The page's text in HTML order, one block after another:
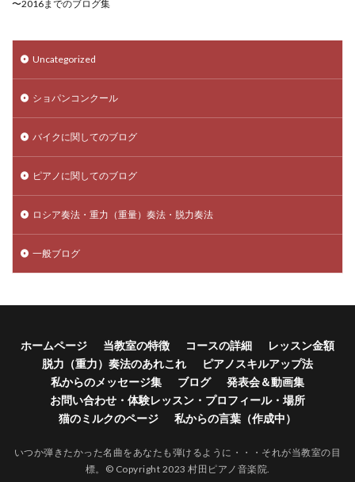
〜2016までのブログ集
Uncategorized
ショパンコンクール
バイクに関してのブログ
ピアノに関してのブログ
ロシア奏法・重力（重量）奏法・脱力奏法
一般ブログ
ホームページ 当教室の特徴 コースの詳細
レッスン金額
脱力（重力）奏法のあれこれ
ピアノスキルアップ法
私からのメッセージ集
ブログ
発表会＆動画集
お問い合わせ・体験レッスン・プロフィール・場所
猫のミルクのページ
私からの言葉（作成中）
いつか弾きたかった名曲をあなたも弾けるように・・・それが当教室の目
標。© Copyright 2023 村田ピアノ音楽院.